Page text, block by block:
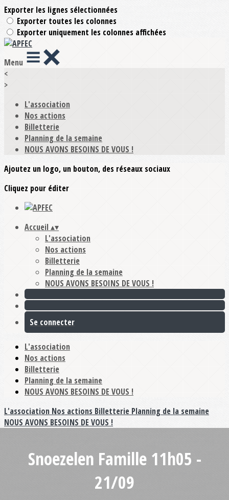
Exporter les lignes sélectionnées
Exporter toutes les colonnes
Exporter uniquement les colonnes affichées
Menu
<
>
L'association
Nos actions
Billetterie
Planning de la semaine
NOUS AVONS BESOINS DE VOUS !
Ajoutez un logo, un bouton, des réseaux sociaux
Cliquez pour éditer
Accueil ▴▾
L'association
Nos actions
Billetterie
Planning de la semaine
NOUS AVONS BESOINS DE VOUS !
Se connecter
L'association
Nos actions
Billetterie
Planning de la semaine
NOUS AVONS BESOINS DE VOUS !
L'association Nos actions Billetterie Planning de la semaine
NOUS AVONS BESOINS DE VOUS !
Snoezelen Famille 11h05 -
21/09